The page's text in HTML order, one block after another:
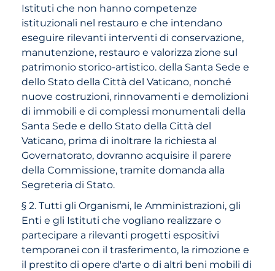
Istituti che non hanno competenze
istituzionali nel restauro e che intendano
eseguire rilevanti interventi di conservazione,
manutenzione, restauro e valorizza zione sul
patrimonio storico-artistico. della Santa Sede e
dello Stato della Città del Vaticano, nonché
nuove costruzioni, rinnovamenti e demolizioni
di immobili e di complessi monumentali della
Santa Sede e dello Stato della Città del
Vaticano, prima di inoltrare la richiesta al
Governatorato, dovranno acquisire il parere
della Commissione, tramite domanda alla
Segreteria di Stato.
§ 2. Tutti gli Organismi, le Amministrazioni, gli
Enti e gli Istituti che vogliano realizzare o
partecipare a rilevanti progetti espositivi
temporanei con il trasferimento, la rimozione e
il prestito di opere d'arte o di altri beni mobili di